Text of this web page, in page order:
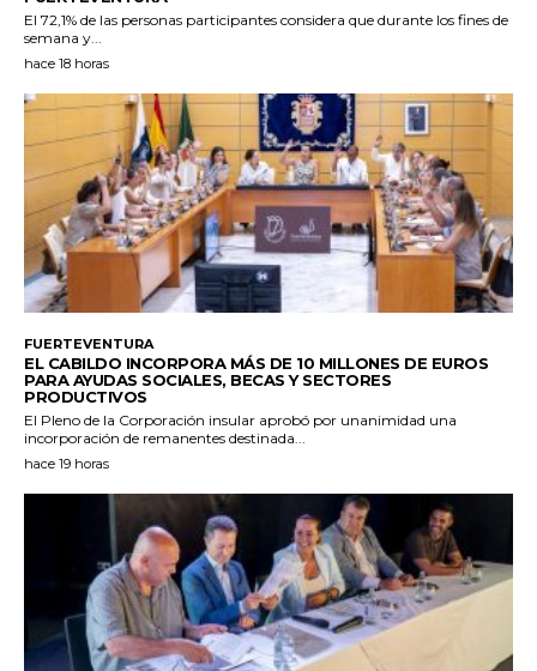
El 72,1% de las personas participantes considera que durante los fines de
semana y...
hace 18 horas
FUERTEVENTURA
EL CABILDO INCORPORA MÁS DE 10 MILLONES DE EUROS
PARA AYUDAS SOCIALES, BECAS Y SECTORES
PRODUCTIVOS
El Pleno de la Corporación insular aprobó por unanimidad una
incorporación de remanentes destinada...
hace 19 horas